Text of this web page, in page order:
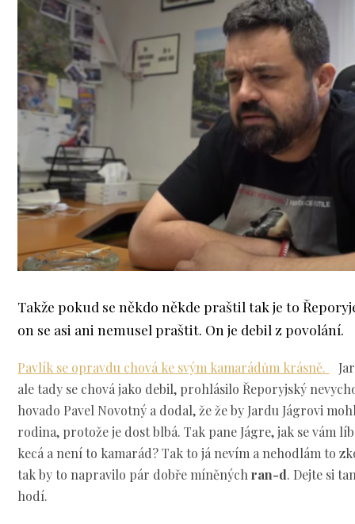
Takže pokud se někdo někde praštil tak je to
on se asi ani nemusel praštit. On je debil z povolání.
Pavlík se opravdu chová ke svým kamarádům krásně.
ale tady se chová jako debil, prohlásilo Řeporyjský
hovado Pavel Novotný a dodal, že že by Jardu Jágrovi
rodina, protože je dost blbá. Tak pane Jágre, jak se vám
kecá a není to kamarád? Tak to já nevím a nehodlám to
tak by to napravilo pár dobře míněnýchran-d. Dejte si
hodí.